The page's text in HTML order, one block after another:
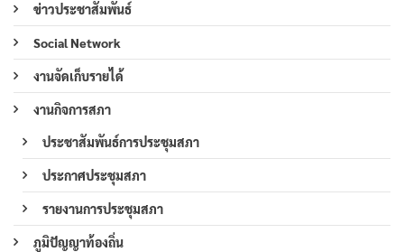
ข่าวประชาสัมพันธ์
Social Network
งานจัดเก็บรายได้
งานกิจการสภา
ประชาสัมพันธ์การประชุมสภา
ประกาศประชุมสภา
รายงานการประชุมสภา
ภูมิปัญญาท้องถิ่น